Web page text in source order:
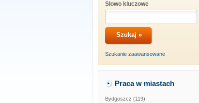
Słowo kluczowe
Szukanie zaawansowane
Praca w miastach
Bydgoszcz (119)